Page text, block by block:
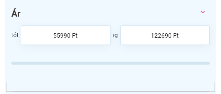
k
k
e
d
Ár
55990 Ft 122690 Ft